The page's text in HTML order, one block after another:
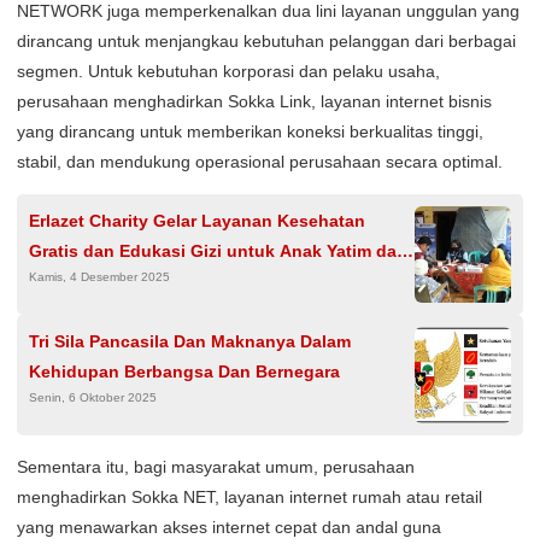
NETWORK juga memperkenalkan dua lini layanan unggulan yang
dirancang untuk menjangkau kebutuhan pelanggan dari berbagai
segmen. Untuk kebutuhan korporasi dan pelaku usaha,
perusahaan menghadirkan Sokka Link, layanan internet bisnis
yang dirancang untuk memberikan koneksi berkualitas tinggi,
stabil, dan mendukung operasional perusahaan secara optimal.
Erlazet Charity Gelar Layanan Kesehatan
Gratis dan Edukasi Gizi untuk Anak Yatim dan
Buruh Tani di Karawang
Kamis, 4 Desember 2025
Tri Sila Pancasila Dan Maknanya Dalam
Kehidupan Berbangsa Dan Bernegara
Senin, 6 Oktober 2025
Sementara itu, bagi masyarakat umum, perusahaan
menghadirkan Sokka NET, layanan internet rumah atau retail
yang menawarkan akses internet cepat dan andal guna